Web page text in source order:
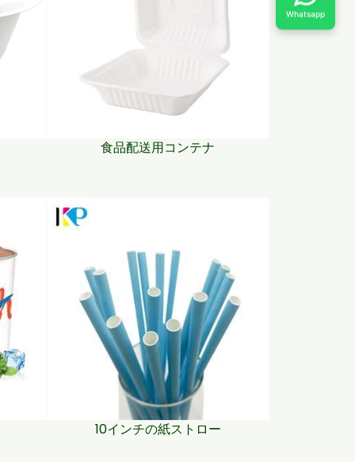
食品配送用コンテナ
10インチの紙ストロー
Whatsapp